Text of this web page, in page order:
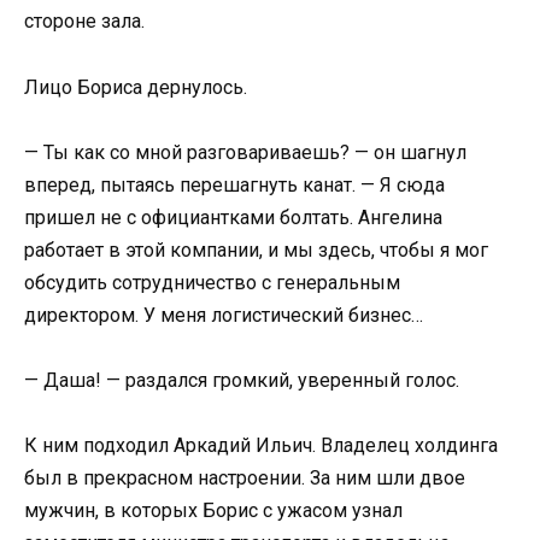
стороне зала.
Лицо Бориса дернулось.
— Ты как со мной разговариваешь? — он шагнул
вперед, пытаясь перешагнуть канат. — Я сюда
пришел не с официантками болтать. Ангелина
работает в этой компании, и мы здесь, чтобы я мог
обсудить сотрудничество с генеральным
директором. У меня логистический бизнес…
— Даша! — раздался громкий, уверенный голос.
К ним подходил Аркадий Ильич. Владелец холдинга
был в прекрасном настроении. За ним шли двое
мужчин, в которых Борис с ужасом узнал